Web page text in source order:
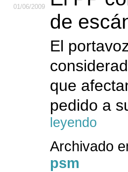
01/06/2009
de
El
que
pedido a
leyendo
Archivado
psm